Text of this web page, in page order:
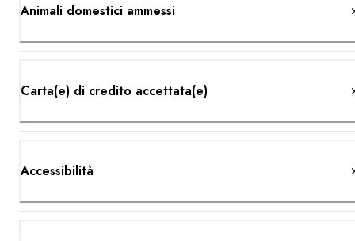
Animali domestici ammessi
Carta(e) di credito accettata(e)
Accessibilità